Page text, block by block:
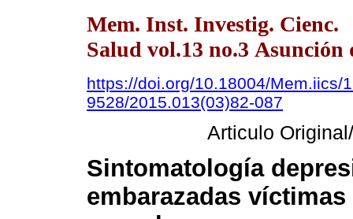
Mem. Inst. Investig. Cienc.
Salud vol.13 no.3 Asunción
https://doi.org/10.18004/Mem.iics/
9528/2015.013(03)82-087
Articulo
Sintomatología
embarazadas